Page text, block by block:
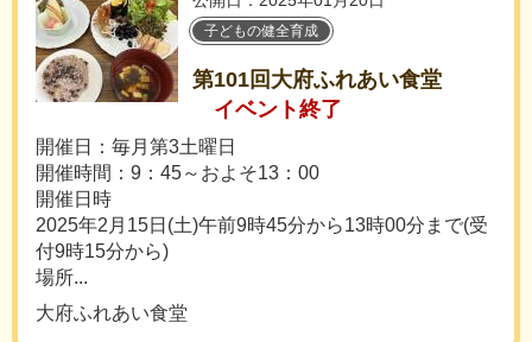
子どもの健全育成
第101回大府ふれあい食堂
イベント終了
開催日：毎月第3土曜日
開催時間：9：45～およそ13：00
開催日時
2025年2月15日(土)午前9時45分から13時00分まで(受
付9時15分から)
場所...
大府ふれあい食堂